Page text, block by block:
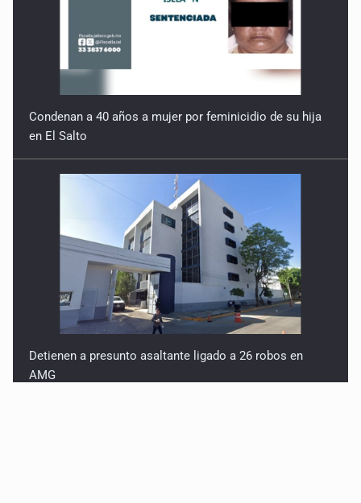
Condenan a 40 años a mujer por feminicidio de su hija
en El Salto
Detienen a presunto asaltante ligado a 26 robos en
AMG